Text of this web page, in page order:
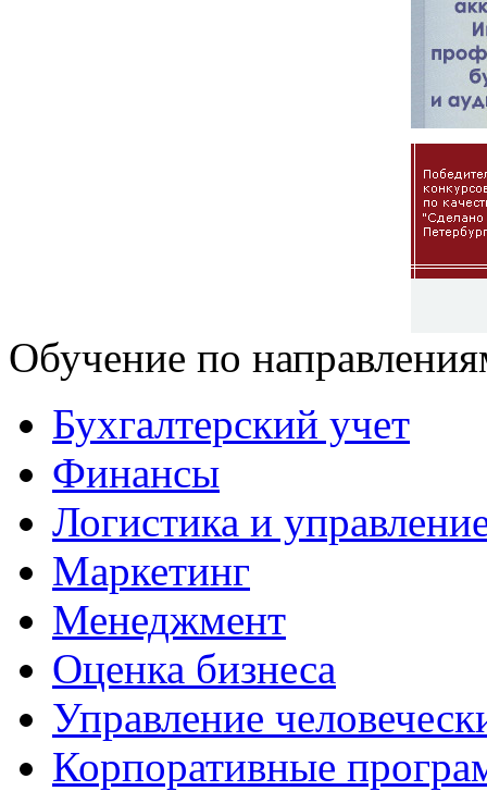
Обучение по
Бухгалтерский учет
Финансы
Логистика и
Маркетинг
Менеджмент
Оценка бизнеса
Управление
Корпоративные